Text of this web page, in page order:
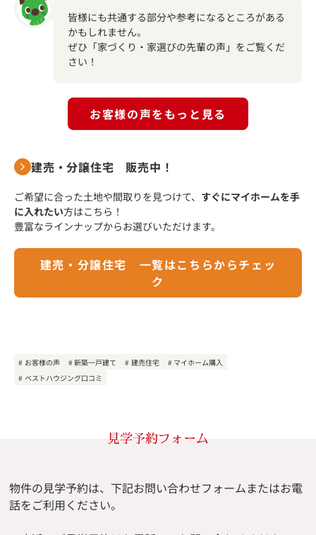
皆様にも共通する部分や参考になるところがある
かもしれません。
ぜひ「家づくり・家選びの先輩の声」をご覧くだ
さい！
お客様の声をもっと見る
建売・分譲住宅 販売中！
ご希望に合った土地や間取りを見つけて、 すぐにマイホームを手
に入れたい方はこちら！
豊富なラインナップからお選びいただけます。
建売・分譲住宅 一覧はこちらからチェッ
ク
お客様の声 新築一戸建て 建売住宅
マイホーム購入
ベストハウジング口コミ
見学予約フォーム
物件の見学予約は、下記お問い合わせフォームまたはお電
話をご利用ください。